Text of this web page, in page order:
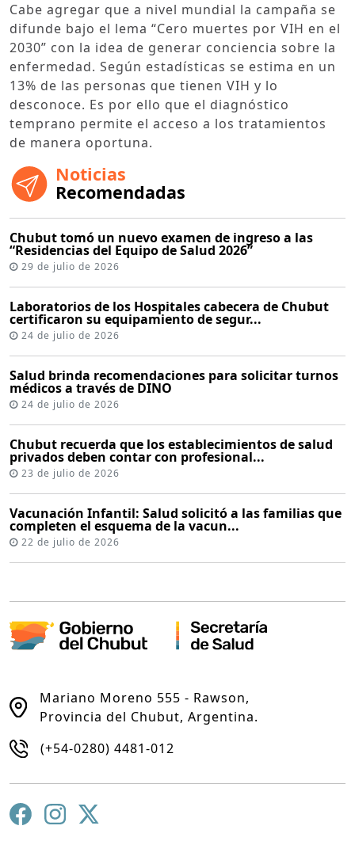
Cabe agregar que a nivel mundial la campaña se
difunde bajo el lema “Cero muertes por VIH en el
2030” con la idea de generar conciencia sobre la
enfermedad. Según estadísticas se estima en un
13% de las personas que tienen VIH y lo
desconoce. Es por ello que el diagnóstico
temprano permite el acceso a los tratamientos
de manera oportuna.
Noticias
Recomendadas
Chubut tomó un nuevo examen de ingreso a las
“Residencias del Equipo de Salud 2026”
29 de julio de 2026
Laboratorios de los Hospitales cabecera de Chubut
certificaron su equipamiento de segur...
24 de julio de 2026
Salud brinda recomendaciones para solicitar turnos
médicos a través de DINO
24 de julio de 2026
Chubut recuerda que los establecimientos de salud
privados deben contar con profesional...
23 de julio de 2026
Vacunación Infantil: Salud solicitó a las familias que
completen el esquema de la vacun...
22 de julio de 2026
Mariano Moreno 555 - Rawson,
Provincia del Chubut, Argentina.
(+54-0280) 4481-012